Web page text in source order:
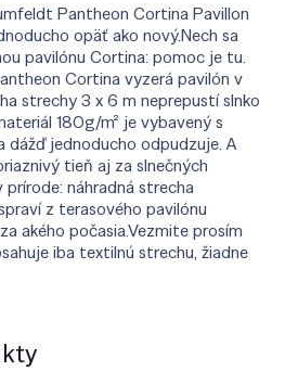
Pantheon Cortina Pavillon
opäť ako nový.Nech sa
pavilónu Cortina: pomoc je tu.
Cortina vyzerá pavilón v
strechy 3 x 6 m neprepustí slnko
180g/m² je vybavený s
dážď jednoducho odpudzuje. A
tieň aj za slnečných
náhradná strecha
z terasového pavilónu
akého počasia.Vezmite prosím
iba textilnú strechu, žiadne